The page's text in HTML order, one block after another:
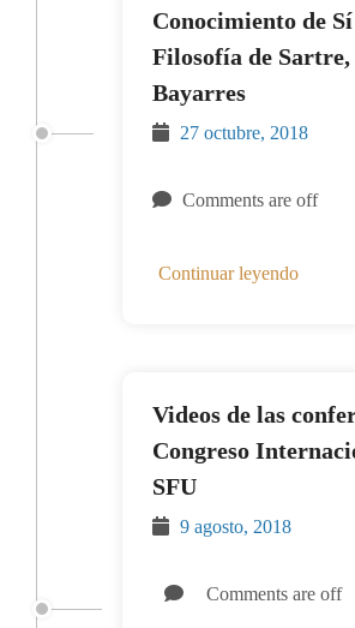
Conocimiento de
Filosofía de
Bayarres
27 octubre, 2018
Comments are off
Continuar leyendo
Videos de las
Congreso
SFU
9 agosto, 2018
Comments are off